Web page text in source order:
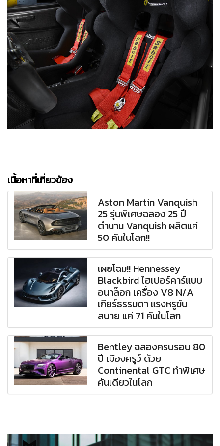
เนื้อหาที่เกี่ยวข้อง
Aston Martin Vanquish
25 รุ่นพิเศษฉลอง 25 ปี
ตำนาน Vanquish ผลิตแค่
50 คันในโลก!!
เผยโฉม!! Hennessey
Blackbird ไฮเปอร์คาร์แบบ
อนาล็อก เครื่อง V8 N/A
เกียร์ธรรมดา แรงหรูขับ
สบาย แค่ 71 คันในโลก
Bentley ฉลองครบรอบ 80
ปี เมืองครูว์ ด้วย
Continental GTC ทำพิเศษ
คันเดียวในโลก